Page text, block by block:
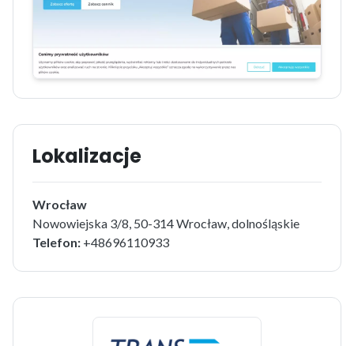
Lokalizacje
Wrocław
Nowowiejska 3/8, 50-314 Wrocław, dolnośląskie
Telefon: +48696110933